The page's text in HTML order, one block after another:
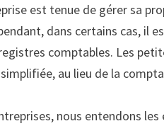
est tenue de gérer sa
dans certains cas, il
comptables. Les
au lieu de la
nous entendons